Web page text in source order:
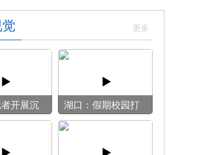
开展沉
训
湖口：假期校园打
开“方便门” 群众